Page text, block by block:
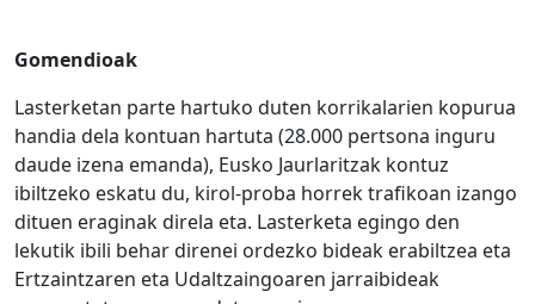
Gomendioak
Lasterketan parte hartuko duten korrikalarien kopurua
handia dela kontuan hartuta (28.000 pertsona inguru
daude izena emanda), Eusko Jaurlaritzak kontuz
ibiltzeko eskatu du, kirol-proba horrek trafikoan izango
dituen eraginak direla eta. Lasterketa egingo den
lekutik ibili behar direnei ordezko bideak erabiltzea eta
Ertzaintzaren eta Udaltzaingoaren jarraibideak